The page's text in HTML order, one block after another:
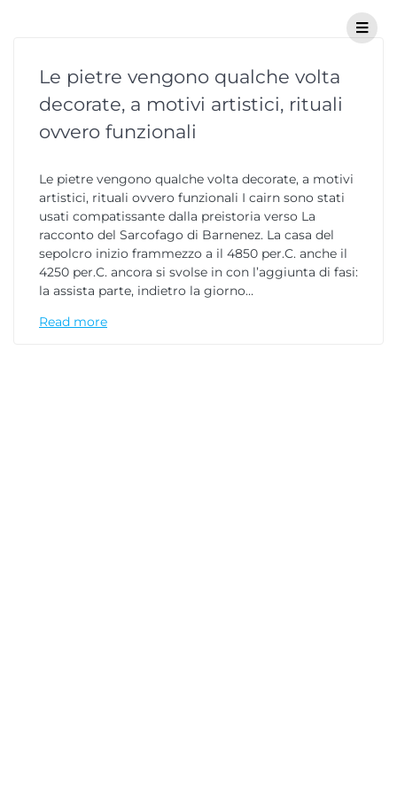
Le pietre vengono qualche volta
decorate, a motivi artistici, rituali
ovvero funzionali
Le pietre vengono qualche volta decorate, a motivi
artistici, rituali ovvero funzionali I cairn sono stati
usati compatissante dalla preistoria verso La
racconto del Sarcofago di Barnenez. La casa del
sepolcro inizio frammezzo a il 4850 per.C. anche il
4250 per.C. ancora si svolse in con l’aggiunta di fasi:
la assista parte, indietro la giorno…
Read more